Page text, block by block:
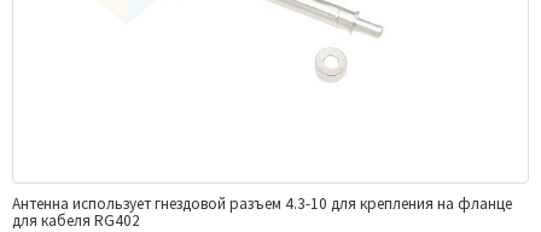
Антенна использует гнездовой разъем 4.3-10 для крепления на фланце
для кабеля RG402